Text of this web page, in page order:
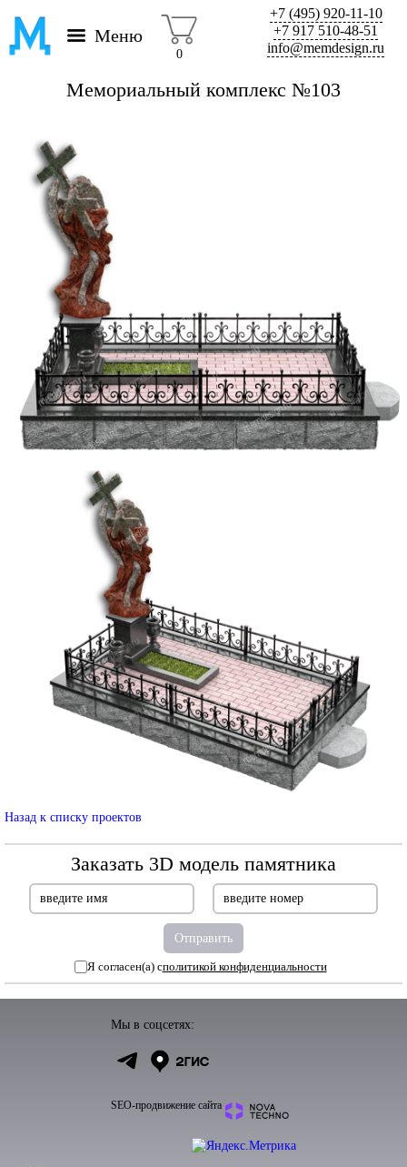
Меню
0
+7 (495) 920-11-10
+7 917 510-48-51
info@memdesign.ru
Мемориальный комплекс №103
Назад к списку проектов
Заказать 3D модель памятника
Я согласен(а) сполитикой конфиденциальности
Мы в соцсетях:
SEO-продвижение сайта